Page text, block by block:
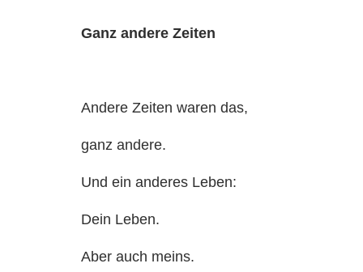
Ganz andere Zeiten
Andere Zeiten waren das,
ganz andere.
Und ein anderes Leben:
Dein Leben.
Aber auch meins.